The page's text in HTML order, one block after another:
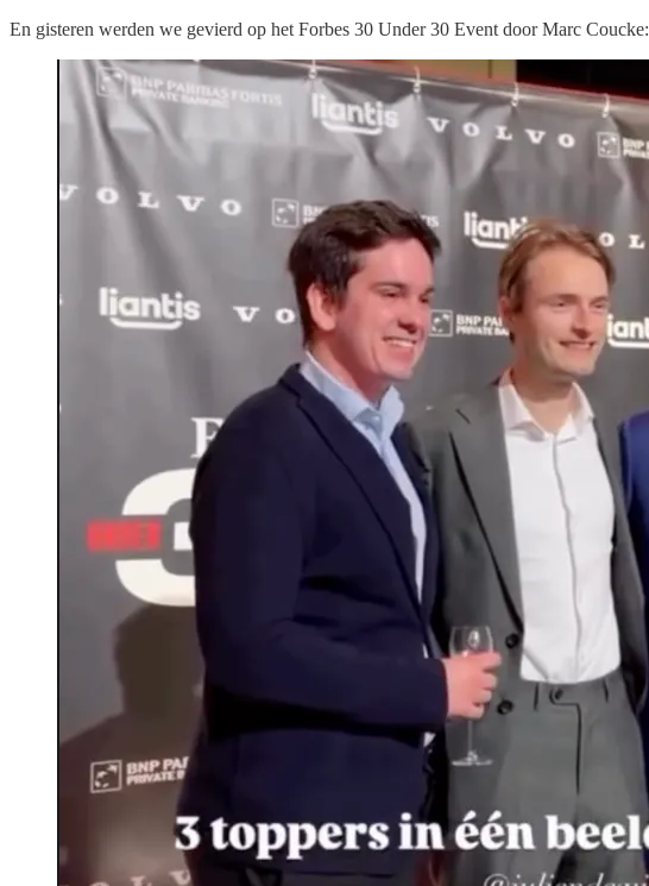
En gisteren werden we gevierd op het Forbes 30 Under 30 Event door Marc Coucke: